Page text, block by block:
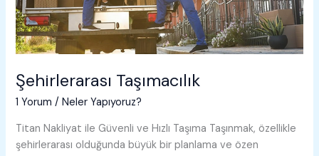
Şehirlerarası Taşımacılık
1 Yorum /Neler Yapıyoruz?
Titan Nakliyat ile Güvenli ve Hızlı Taşıma Taşınmak, özellikle
şehirlerarası olduğunda büyük bir planlama ve özen